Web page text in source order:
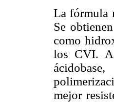
La fórmula
Se
como
los CVI. A
mejor